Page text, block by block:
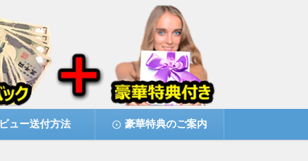
ュー送付方法 豪華特典のご案内